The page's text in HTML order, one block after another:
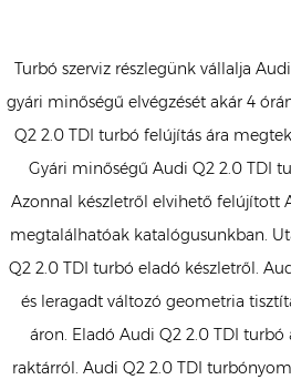
Turbó szerviz részlegünk vállalja
gyári minőségű elvégzését akár 4
Q2 2.0 TDI turbó felújítás ára
Gyári minőségű Audi Q2 2.0 TDI
Azonnal készletről elvihető felújított
megtalálhatóak katalógusunkban.
Q2 2.0 TDI turbó eladó készletről.
és leragadt változó geometria
áron. Eladó Audi Q2 2.0 TDI turbó
raktárról. Audi Q2 2.0 TDI